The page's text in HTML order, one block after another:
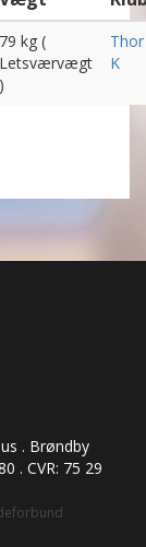
79 kg (
Letsværvægt
)
Thor
K
. Brøndby
. CVR: ​​​​​​75 29